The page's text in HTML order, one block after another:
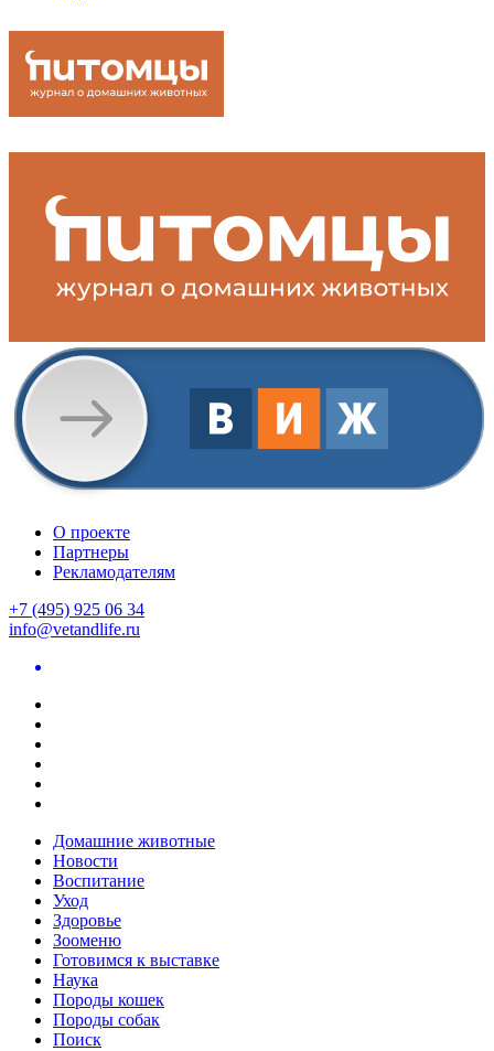
О проекте
Партнеры
Рекламодателям
+7 (495) 925 06 34
info@vetandlife.ru
Домашние животные
Новости
Воспитание
Уход
Здоровье
Зооменю
Готовимся к выставке
Наука
Породы кошек
Породы собак
Поиск